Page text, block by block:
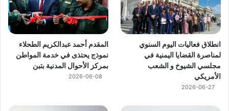
انطلاق فعاليات اليوم السنوي
لمناصرة القضايا اليمنية في
مجلسي الشيوخ و الشعب
الأمريكي
2026-06-27
المقدم أحمد عبدالكريم الطحلاء
نموذج يحتذى في خدمة المواطن
بمركز الأحوال المدنية بتبن
2026-06-08